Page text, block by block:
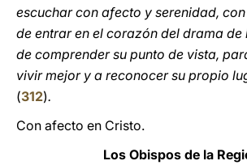
escuchar con afecto y serenidad,
de entrar en el corazón del drama de
de comprender su punto de vista,
vivir mejor y a reconocer su propio
(312).
Con afecto en Cristo.
Los Obispos de la